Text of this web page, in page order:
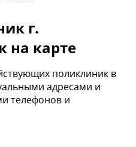
г.
на карте
поликлиник в
адресами и
телефонов и